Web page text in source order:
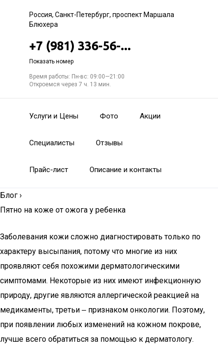
Россия, Санкт-Петербург, проспект Маршала
Блюхера
+7 (981) 336-56-...
Показать номер
Время работы: Пн-вс: 09:00—21:00
Откроемся через 7 ч. 13 мин.
Услуги и Цены Фото Акции
Специалисты Отзывы
Прайс-лист Описание и контакты
Блог ›
Пятно на коже от ожога у ребенка
Заболевания кожи сложно диагностировать только по
характеру высыпания, потому что многие из них
проявляют себя похожими дерматологическими
симптомами. Некоторые из них имеют инфекционную
природу, другие являются аллергической реакцией на
медикаменты, третьи ‒ признаком онкологии. Поэтому,
при появлении любых изменений на кожном покрове,
лучше всего обратиться за помощью к дерматологу.